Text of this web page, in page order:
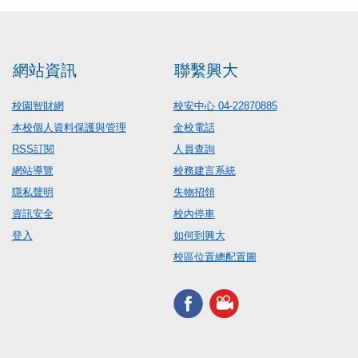
網站資訊
校園智財網
本校個人資料保護與管理
RSS訂閱
網站導覽
隱私聲明
資訊安全
登入
聯繫興大
校安中心 04-22870885
全校電話
人員查詢
校務建言系統
失物招領
校內停車
如何到興大
校區位置總配置圖